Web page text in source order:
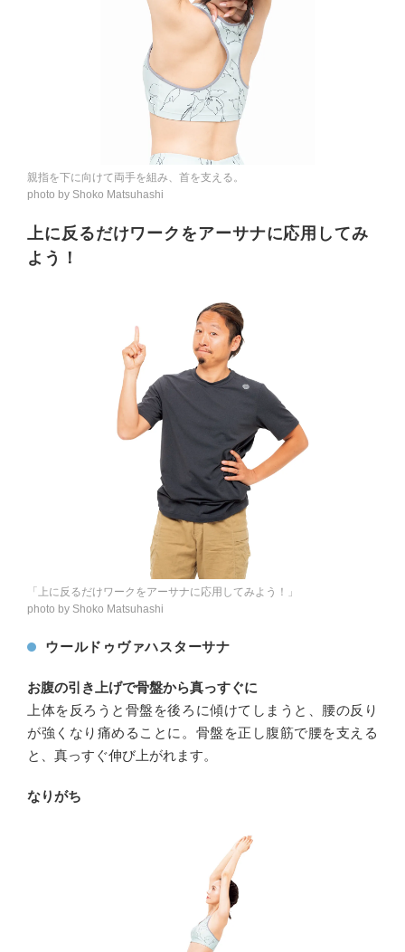
親指を下に向けて両手を組み、首を支える。
photo by Shoko Matsuhashi
上に反るだけワークをアーサナに応用してみ
よう！
「上に反るだけワークをアーサナに応用してみよう！」
photo by Shoko Matsuhashi
ウールドゥヴァハスターサナ
お腹の引き上げで骨盤から真っすぐに
上体を反ろうと骨盤を後ろに傾けてしまうと、腰の反り
が強くなり痛めることに。骨盤を正し腹筋で腰を支える
と、真っすぐ伸び上がれます。
なりがち